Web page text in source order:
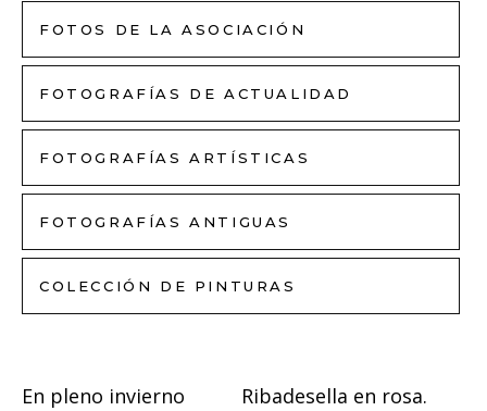
FOTOS DE LA ASOCIACIÓN
FOTOGRAFÍAS DE ACTUALIDAD
FOTOGRAFÍAS ARTÍSTICAS
FOTOGRAFÍAS ANTIGUAS
COLECCIÓN DE PINTURAS
En pleno invierno
Ribadesella en rosa.